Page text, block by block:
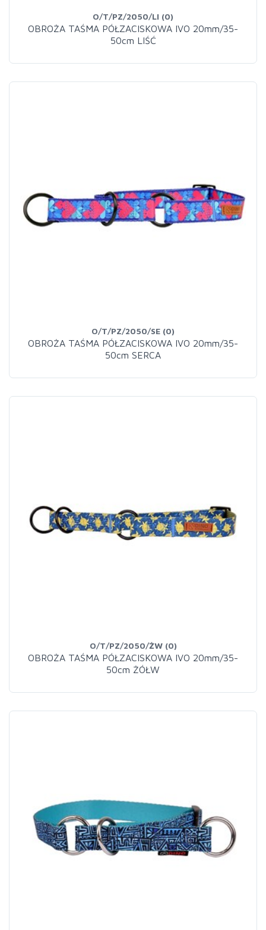
O/T/PZ/2050/LI (0)
OBROŻA TAŚMA PÓŁZACISKOWA IVO 20mm/35-
50cm LIŚĆ
O/T/PZ/2050/SE (0)
OBROŻA TAŚMA PÓŁZACISKOWA IVO 20mm/35-
50cm SERCA
O/T/PZ/2050/ŻW (0)
OBROŻA TAŚMA PÓŁZACISKOWA IVO 20mm/35-
50cm ŻÓŁW